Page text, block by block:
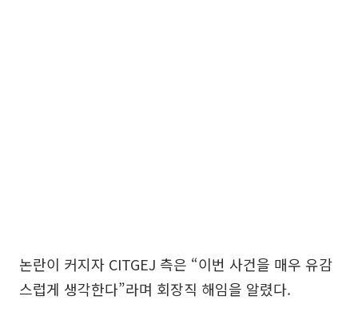
논란이 커지자 CITGEJ 측은 “이번 사건을 매우 유감
스럽게 생각한다”라며 회장직 해임을 알렸다.